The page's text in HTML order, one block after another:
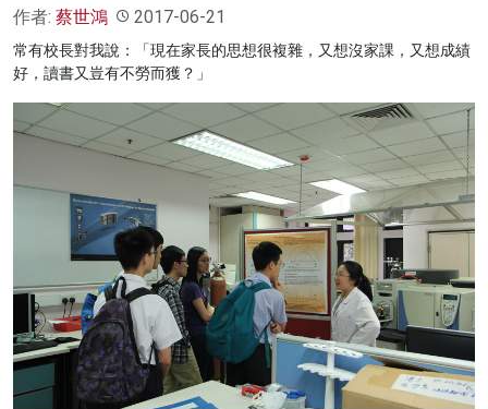
作者: 蔡世鴻 2017-06-21
常有校長對我說：「現在家長的思想很複雜，又想沒家課，又想成績
好，讀書又豈有不勞而獲？」